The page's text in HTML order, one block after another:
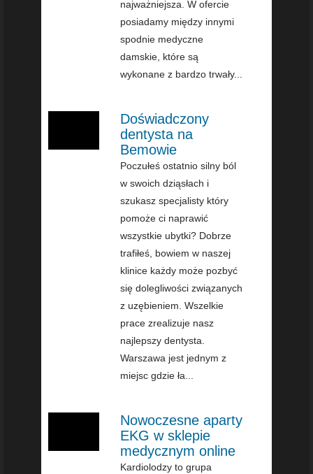
najważniejsza. W ofercie
posiadamy między innymi
spodnie medyczne
damskie, które są
wykonane z bardzo trwały...
Doświadczony
dentysta na
Bemowie
Poczułeś ostatnio silny ból
w swoich dziąsłach i
szukasz specjalisty który
pomoże ci naprawić
wszystkie ubytki? Dobrze
trafiłeś, bowiem w naszej
klinice każdy może pozbyć
się dolegliwości związanych
z uzębieniem. Wszelkie
prace zrealizuje nasz
najlepszy dentysta.
Warszawa jest jednym z
miejsc gdzie ła...
Nowoczesne aparty
EKG w sklepie
medycznym online
Kardiolodzy to grupa